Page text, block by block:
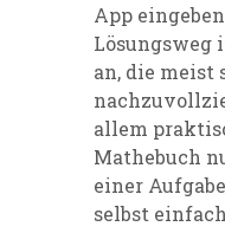
App
Lösungsweg
an, die meist
allem
Mathebuch
einer
selbst